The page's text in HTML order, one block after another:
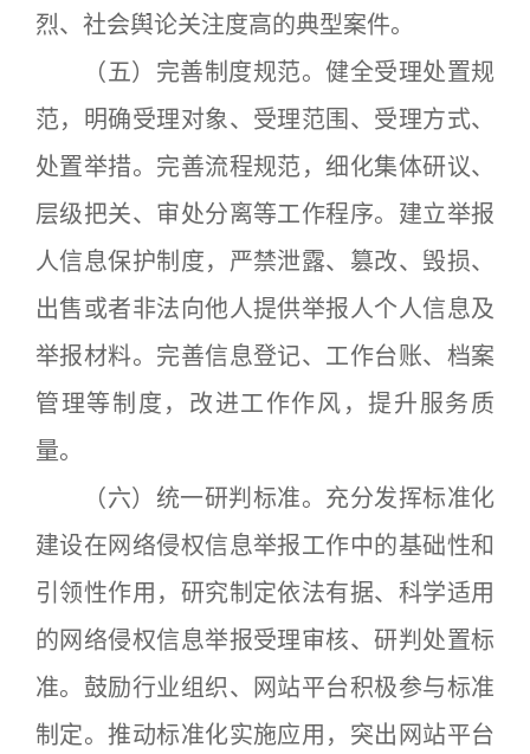
烈、社会舆论关注度高的典型案件。
（五）完善制度规范。健全受理处置规
范，明确受理对象、受理范围、受理方式、
处置举措。完善流程规范，细化集体研议、
层级把关、审处分离等工作程序。建立举报
人信息保护制度，严禁泄露、篡改、毁损、
出售或者非法向他人提供举报人个人信息及
举报材料。完善信息登记、工作台账、档案
管理等制度，改进工作作风，提升服务质
量。
（六）统一研判标准。充分发挥标准化
建设在网络侵权信息举报工作中的基础性和
引领性作用，研究制定依法有据、科学适用
的网络侵权信息举报受理审核、研判处置标
准。鼓励行业组织、网站平台积极参与标准
制定。推动标准化实施应用，突出网站平台